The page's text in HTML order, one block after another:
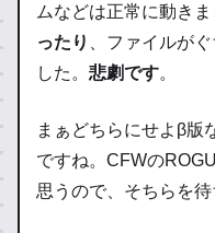
ムなどは正常に動きま
ったり
、ファイルが
した。 悲劇です。
まぁどちらにせよβ版
ですね。CFWの
思うので、そちらを待